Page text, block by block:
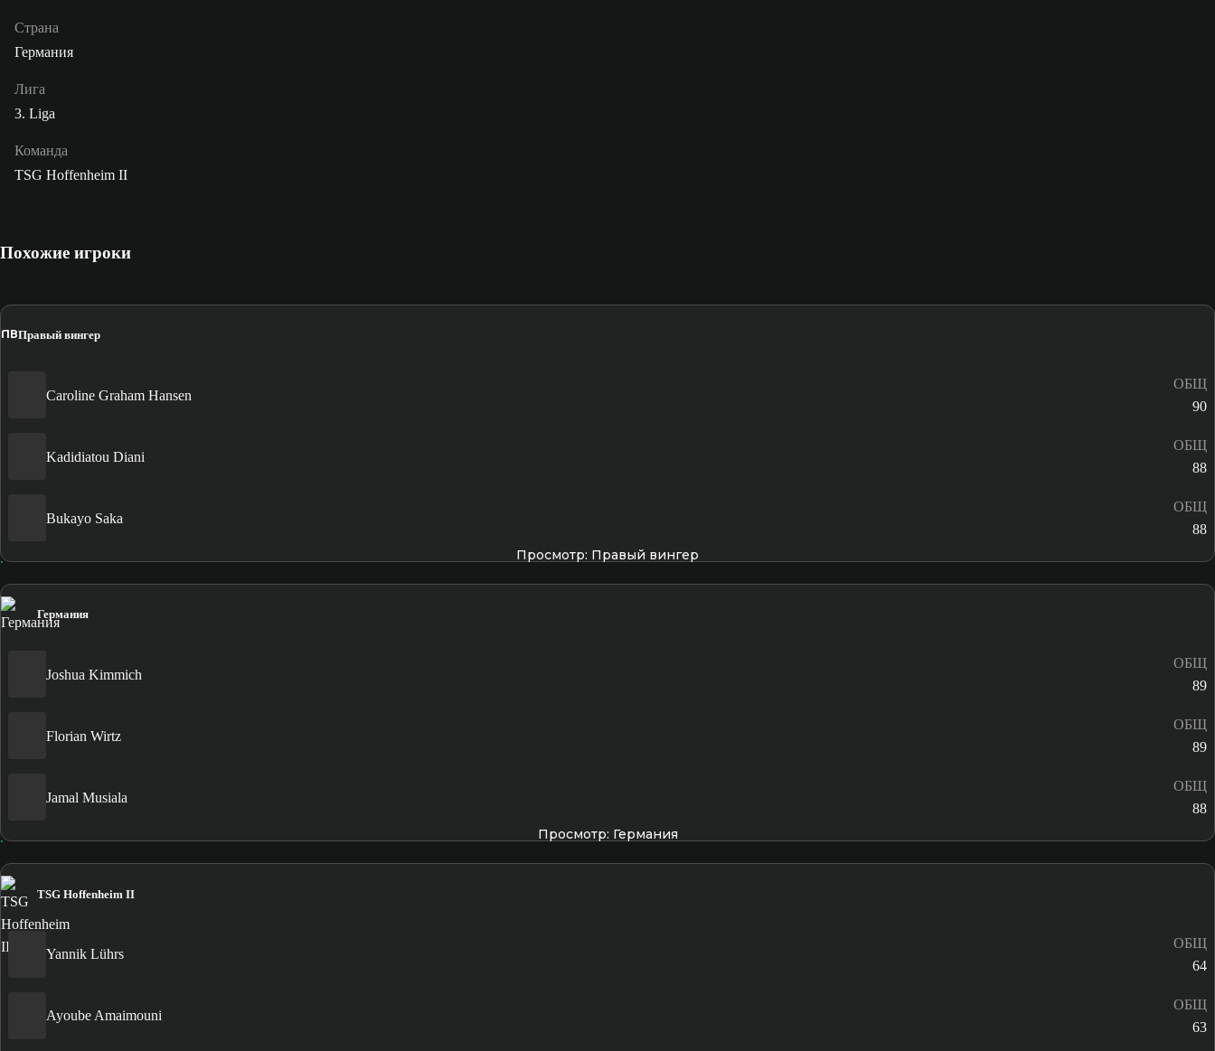
Страна
Германия
Лига
3. Liga
Команда
TSG Hoffenheim II
Похожие игроки
ПВПравый вингер
Caroline Graham Hansen
ОБЩ
90
Kadidiatou Diani
ОБЩ
88
Bukayo Saka
ОБЩ
88
Просмотр: Правый вингер
Германия
Joshua Kimmich
ОБЩ
89
Florian Wirtz
ОБЩ
89
Jamal Musiala
ОБЩ
88
Просмотр: Германия
TSG Hoffenheim II
Yannik Lührs
ОБЩ
64
Ayoube Amaimouni
ОБЩ
63